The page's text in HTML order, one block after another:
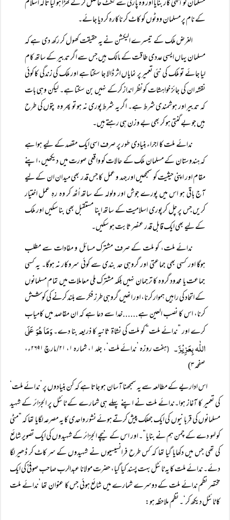
مسلمان کو آلہئ کار بنایا اور وہ پارٹی سے ٹکٹ حاصل کر کے کھڑا ہوگیا تاکہ اسلام
کے نام پر مسلمان ووٹوں کو کاٹ کر ناکارہ کر دیا جائے۔
الغرض ملک کے تیسرے الیکشن نے یہ حقیقت کھول کر رکھ دی ہے کہ
مسلمان یہاں ایسی عددی طاقت کے مالک ہیں جس سے اگر تدبیر کے ساتھ کام
لیا جائے تو ملک کی نئی تعمیر پر نمایاں اثر ڈالا جا سکتا ہے اور ملک کی زندگی کا کوئی
نقشہ ان کی جائز خواہشات کو نظر انداز کرکے نہیں بن سکتا ہے۔ لیکن وہی بات
کہ تدبیر اور ہوشمندی شرط ہے۔ اگر یہ شرط پوری نہ ہو تو پھر وہ پتوں کی طرح
ہیں جو بے گنتی ہو کر بھی بے وزن ہی رہتے ہیں۔
ندائے ملت کا اجراء بنیادی طور پر صرف اسی ایک مقصد کے لیے ہوا ہے
کہ ہندوستان کے مسلمان ملک کے حالات کو واقعی صورت میں دیکھیں، اپنے
مقام اور اپنی حیثیت کو سمجھیں اور جہد و عمل کا جس قدر بھی میدان ان کے لیے
آج باقی ہو اس میں پورے جوش اور ولولہ کے ساتھ اُٹھ کر وہ رہِ عمل اختیار
کریں جس پر چل کر پوری اسلامیت کے ساتھ اپنا مستقبل بھی بنا سکیں اور ملک
کے لیے بھی ایک قابل قدر عنصر ثابت ہو سکیں۔
ندائے ملت، کو ملت کے صرف مشترک مسائل و مفادات سے مطلب
ہوگا اور کسی بھی جماعتی اور گروہی حد بندی سے کوئی سروکار نہ ہوگا۔ یہ کسی
جماعت یا محدود گروہ کا ترجمان نہیں بلکہ مشترک ملی معاملات میں تمام مسلمانوں
کے اتحاد کی راہیں ہموار کرنا، اور انھیں گروہی طرز فکر سے بلند کرنے کی کوشش
کرنا، اس کا نصب العین ہے......خدا سے دعا ہے کہ ان مقاصد میں کامیاب
کرے اور ”ندائے ملت“ کو ملت کی نشاۃ ثانیہ کا ذریعہ بنا دے۔وَمَا ھُوَ عَلَی
اللّٰہ بِعَزِیْزَ۔ (
ہفت روزہ ’ندائے ملت‘، جلد ۱، شمارہ ۱، ۲۱/مارچ ۲۶۹۱ء،
صفحہ ۳)
اس اداریے کے مطالعہ سے یہ سمجھنا آسان ہو جاتا ہے کہ کن بنیادوں پر ’ندائے ملت‘
کی تعمیر کا آغاز ہوا۔ندائے ملت نے اپنے پہلے ہی شمارے کے ٹائٹل پر الجزائر کے شہید
مسلمانوں کی قربانیوں کی ایک جھلک پیش کرتے ہوئے نشور واحدی کا یہ مصرعہ لگایا تھا کہ ”مٹی
کو لہو دے کے چمن ہم نے بنایا“۔ اور اس کے نیچے الجزائر کے شہیدوں کی ایک تصویر شائع
کی تھی جس میں دکھایا گیا تھا کہ کس طرح فرانسیسیوں نے شہیدوں کے سر کاٹ کر ڈھیر لگا
دئے۔ ندائے ملت کا یہ ٹائٹل بہت پسند کیا گیا، حضرت مولانا عبدالرب صاحب صوفیؒ کی ایک
مختصر نظم ندائے ملت کے دوسرے شمارے میں شائع ہوئی جس کا عنوان تھا ’ندائے ملت
کا ٹائٹل دیکھ کر‘۔ نظم ملاحظہ ہو: